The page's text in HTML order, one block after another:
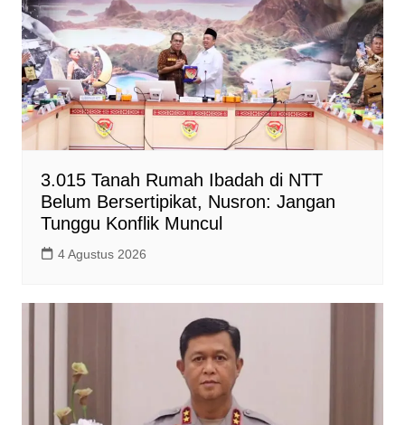
3.015 Tanah Rumah Ibadah di NTT
Belum Bersertipikat, Nusron: Jangan
Tunggu Konflik Muncul
4 Agustus 2026